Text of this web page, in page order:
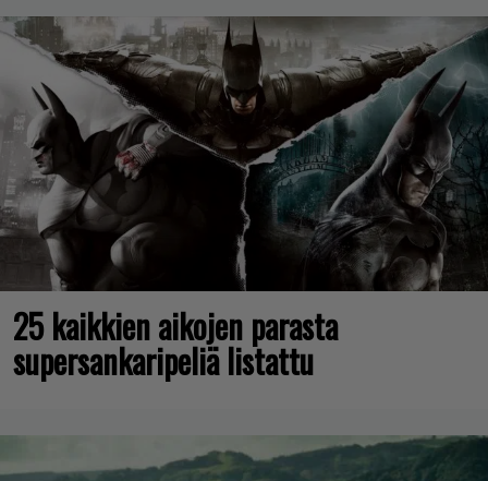
25 kaikkien aikojen parasta
supersankaripeliä listattu